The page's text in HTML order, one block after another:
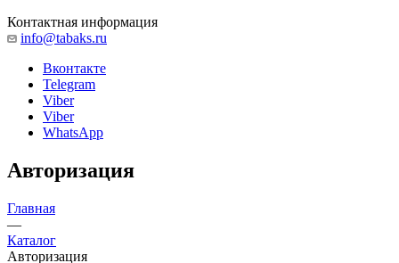
Контактная информация
info@tabaks.ru
Вконтакте
Telegram
Viber
Viber
WhatsApp
Авторизация
Главная
—
Каталог
Авторизация